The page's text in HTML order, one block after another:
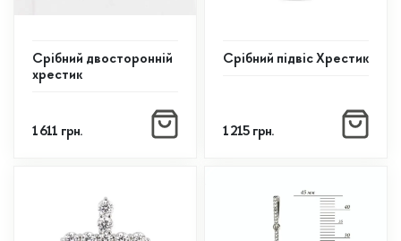
Срібний двосторонній
хрестик
1 611 грн.
Срібний підвіс Хрестик
1 215 грн.